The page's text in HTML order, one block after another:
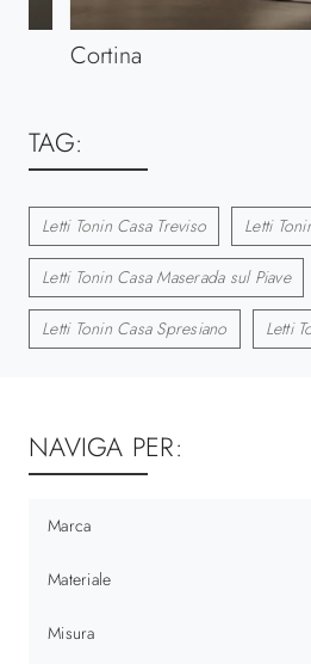
Cortina
TAG:
Letti Tonin Casa Treviso Letti
Letti Tonin Casa Maserada sul Piave
Letti Tonin Casa Spresiano Letti
NAVIGA PER:
Marca
Materiale
Misura